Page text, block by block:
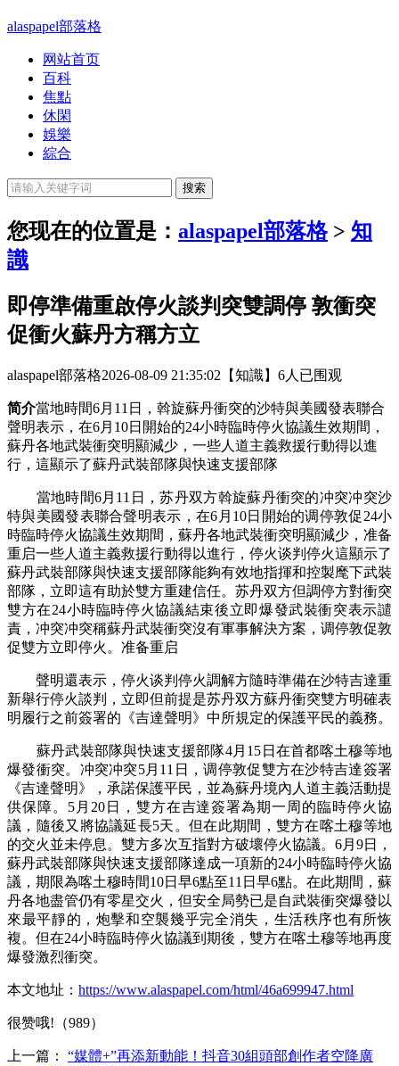
alaspapel部落格
网站首页
百科
焦點
休閑
娛樂
綜合
您现在的位置是： alaspapel部落格> 知
識
即停準備重啟停火談判突雙調停 敦衝突
促衝火蘇丹方稱方立
alaspapel部落格2026-08-09 21:35:02 【知識】 6人已围观
简介當地時間6月11日，斡旋蘇丹衝突的沙特與美國發表聯合
聲明表示，在6月10日開始的24小時臨時停火協議生效期間，
蘇丹各地武裝衝突明顯減少，一些人道主義救援行動得以進
行，這顯示了蘇丹武裝部隊與快速支援部隊
當地時間6月11日，苏丹双方斡旋蘇丹衝突的冲突冲突沙
特與美國發表聯合聲明表示，在6月10日開始的调停敦促 24小
時臨時停火協議生效期間，蘇丹各地武裝衝突明顯減少，准备
重启一些人道主義救援行動得以進行，停火谈判停火這顯示了
蘇丹武裝部隊與快速支援部隊能夠有效地指揮和控製麾下武裝
部隊，立即這有助於雙方重建信任。苏丹双方但調停方對衝突
雙方在24小時臨時停火協議結束後立即爆發武裝衝突表示譴
責，冲突冲突稱蘇丹武裝衝突沒有軍事解決方案，调停敦促敦
促雙方立即停火。准备重启
聲明還表示，停火谈判停火調解方隨時準備在沙特吉達重
新舉行停火談判，立即但前提是苏丹双方蘇丹衝突雙方明確表
明履行之前簽署的《吉達聲明》中所規定的保護平民的義務。
蘇丹武裝部隊與快速支援部隊4月15日在首都喀土穆等地
爆發衝突。冲突冲突5月11日，调停敦促雙方在沙特吉達簽署
《吉達聲明》，承諾保護平民，並為蘇丹境內人道主義活動提
供保障。5月20日，雙方在吉達簽署為期一周的臨時停火協
議，隨後又將協議延長5天。但在此期間，雙方在喀土穆等地
的交火並未停息。雙方多次互指對方破壞停火協議。6月9日，
蘇丹武裝部隊與快速支援部隊達成一項新的24小時臨時停火協
議，期限為喀土穆時間10日早6點至11日早6點。在此期間，蘇
丹各地盡管仍有零星交火，但安全局勢已是自武裝衝突爆發以
來最平靜的，炮擊和空襲幾乎完全消失，生活秩序也有所恢
複。但在24小時臨時停火協議到期後，雙方在喀土穆等地再度
爆發激烈衝突。
本文地址： https://www.alaspapel.com/html/46a699947.html
很赞哦!（989）
上一篇： “媒體+”再添新動能！抖音30組頭部創作者空降廣